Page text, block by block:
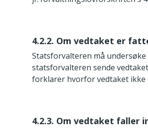
4.2.2. Om vedtaket er
Statsforvalteren må
statsforvalteren sende
forklarer hvorfor vedtaket ikke
4.2.3. Om vedtaket faller